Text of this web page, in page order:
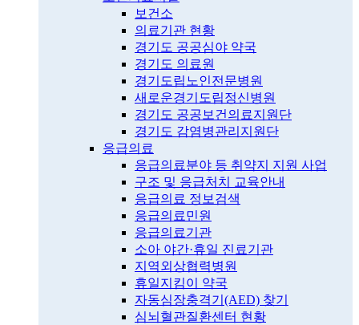
보건소
의료기관 현황
경기도 공공심야 약국
경기도 의료원
경기도립노인전문병원
새로운경기도립정신병원
경기도 공공보건의료지원단
경기도 감염병관리지원단
응급의료
응급의료분야 등 취약지 지원 사업
구조 및 응급처치 교육안내
응급의료 정보검색
응급의료민원
응급의료기관
소아 야간·휴일 진료기관
지역외상협력병원
휴일지킴이 약국
자동심장충격기(AED) 찾기
심뇌혈관질환센터 현황